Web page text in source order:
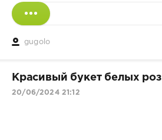
gugolo
Красивый букет белых роз
20/06/2024 21:12